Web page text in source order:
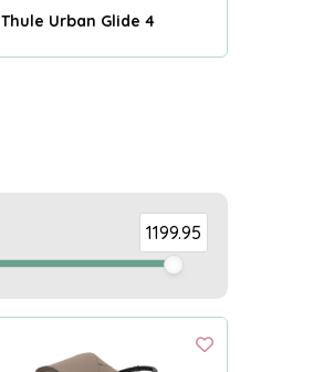
Thule Urban Glide 4
1199.95